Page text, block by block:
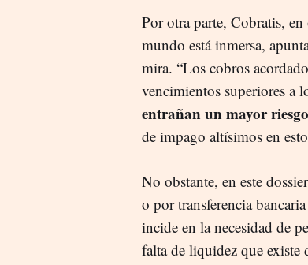
Por otra parte, Cobratis,
mundo está inmersa,
mira. “Los cobros
vencimientos superiores a
entrañan un mayor
de impago altísimos en
No obstante, en este
o por transferencia
incide en la necesidad de
falta de liquidez que existe